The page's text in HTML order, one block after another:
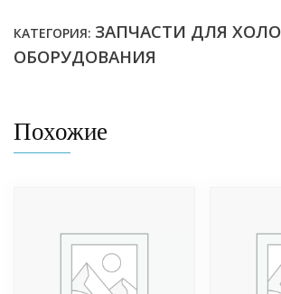
КАТЕГОРИЯ: ЗАПЧАСТИ ДЛЯ
ОБОРУДОВАНИЯ
Похожие